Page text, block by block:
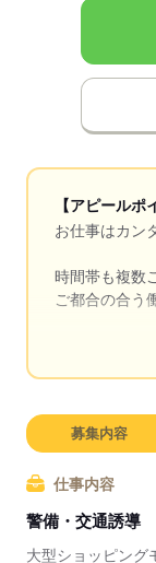
【アピールポ
お仕事はカン
時間帯も複数
ご都合の合う
●寮有り
募集内容
仕事内容
警備・交通誘導
大型ショッピング